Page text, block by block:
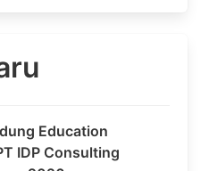
Education
IDP Consulting